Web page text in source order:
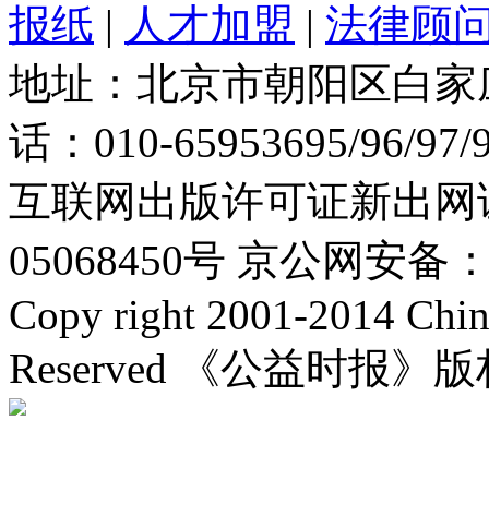
报纸 | 人才加盟 | 法律顾
地址：北京市朝阳区白
话：010-65953695/96/
互联网出版许可证新出
05068450号 京公网安备
Copy right 2001-2014
Reserved 《公益时报》